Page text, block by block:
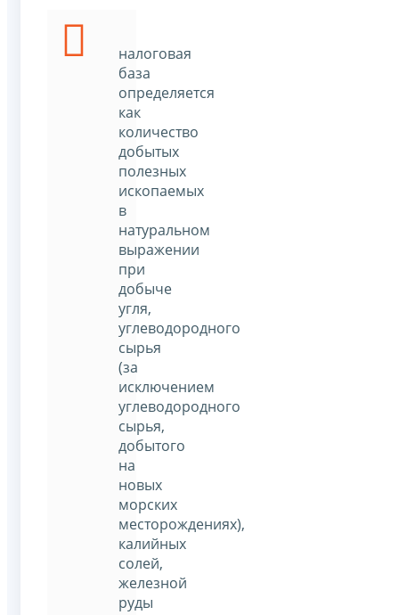
налоговая
база
определяется
как
количество
добытых
полезных
ископаемых
в
натуральном
выражении
при
добыче
угля,
углеводородного
сырья
(за
исключением
углеводородного
сырья,
добытого
на
новых
морских
месторождениях),
калийных
солей,
железной
руды